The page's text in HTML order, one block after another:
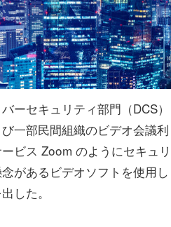
ーセキュリティ部門（DCS）
一部民間組織のビデオ会議利
ビス Zoom のようにセキュリ
があるビデオソフトを使用し
した。